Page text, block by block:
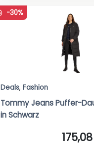
-30%
Deals,Fashion
Tommy Jeans Puffer-
in Schwarz